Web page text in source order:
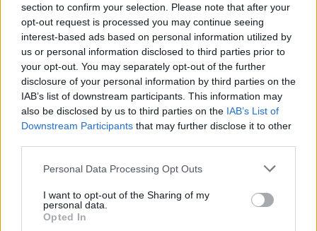
section to confirm your selection. Please note that after your
opt-out request is processed you may continue seeing
interest-based ads based on personal information utilized by
us or personal information disclosed to third parties prior to
your opt-out. You may separately opt-out of the further
disclosure of your personal information by third parties on the
IAB’s list of downstream participants. This information may
also be disclosed by us to third parties on the IAB’s List of
Downstream Participants that may further disclose it to other
Please note that this website/app uses one or more Google
not limited to your visit or usage behaviour. You may click to
grant or deny consent to Google and its third-party tags to
use your data for below specified purposes in below Google
Personal Data Processing Opt Outs
I want to opt-out of the Sharing of my
personal data.
Opted In
Beatrice Bonaventura · 9 Ago 2026
MAKEUP